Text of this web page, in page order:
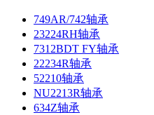
749AR/742轴承
23224RH轴承
7312BDT FY轴承
22234R轴承
52210轴承
NU2213R轴承
634Z轴承